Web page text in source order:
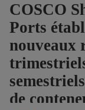
COSCO
Ports
nouveaux
de